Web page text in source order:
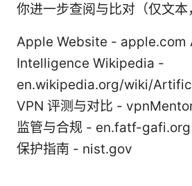
你进一步查阅与比对（仅文本
Apple Website - apple.com
Intelligence Wikipedia -
en.wikipedia.org/wiki/
VPN 评测与对比 -
监管与合规 - en.fatf-gafi.org
保护指南 - nist.gov